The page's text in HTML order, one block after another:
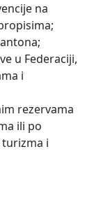
na
u Federaciji,
i
rezervama
ili po
i